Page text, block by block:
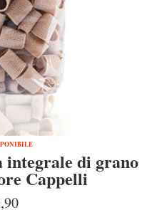
integrale di grano
Cappelli